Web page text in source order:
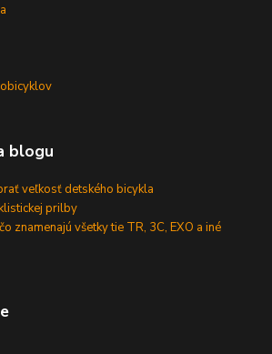
blogu
veľkosť detského bicykla
prilby
znamenajú všetky tie TR, 3C, EXO a iné